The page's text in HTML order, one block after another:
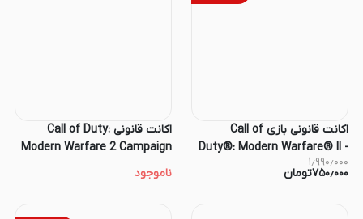
اکانت قانونی بازی Call of
Duty®: Modern Warfare® II -
۱٫۹۹۰٫۰۰۰
۷۵۰٫۰۰۰تومان
اکانت قانونی Call of Duty:
Modern Warfare 2 Campaign
Remastered برای PS4 و PS5
ناموجود